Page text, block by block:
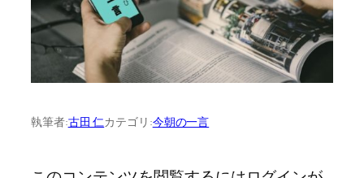
執筆者:古田 仁カテゴリ:今朝の一言